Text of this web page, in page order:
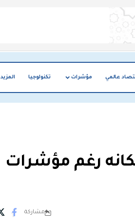
عالمي مؤشرات تكنولوجيا المزيد
رغم مؤشرات
مشاركة